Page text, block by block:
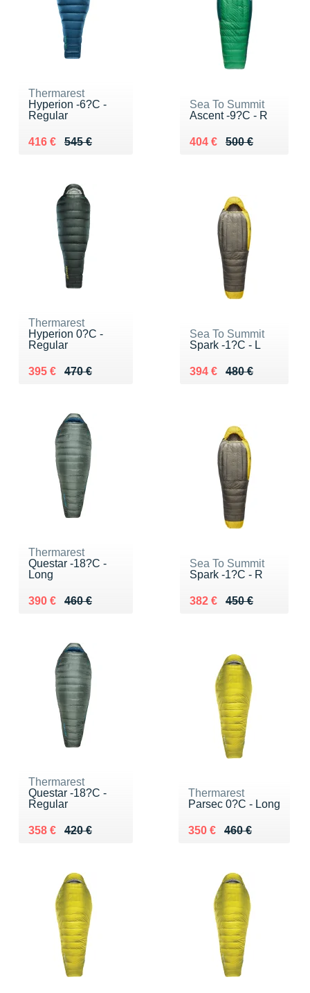
Thermarest
Hyperion -6?C -
Regular
545 €
Au lieu de 545 €
416 €
Vendu 416 €
Sea To Summit
Ascent -9?C - R
500 €
Au lieu de 500 €
404 €
Vendu 404 €
Thermarest
Hyperion 0?C -
Regular
470 €
Au lieu de 470 €
395 €
Vendu 395 €
Sea To Summit
Spark -1?C - L
480 €
Au lieu de 480 €
394 €
Vendu 394 €
Thermarest
Questar -18?C -
Long
460 €
Au lieu de 460 €
390 €
Vendu 390 €
Sea To Summit
Spark -1?C - R
450 €
Au lieu de 450 €
382 €
Vendu 382 €
Thermarest
Questar -18?C -
Regular
420 €
Au lieu de 420 €
358 €
Vendu 358 €
Thermarest
Parsec 0?C - Long
460 €
Au lieu de 460 €
350 €
Vendu 350 €